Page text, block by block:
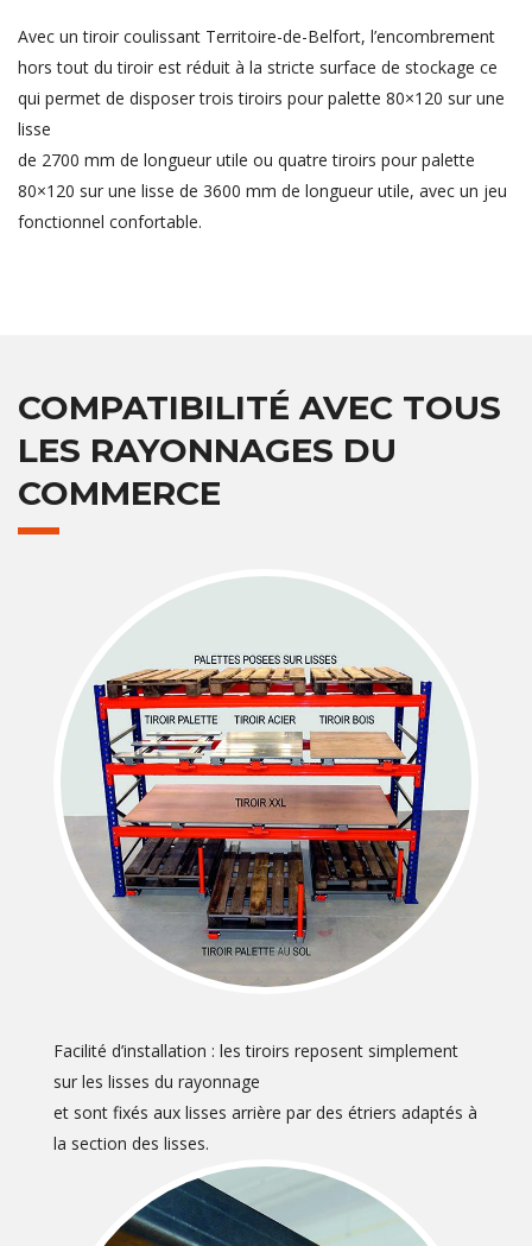
Avec un tiroir coulissant Territoire-de-Belfort, l’encombrement
hors tout du tiroir est réduit à la stricte surface de stockage ce
qui permet de disposer trois tiroirs pour palette 80×120 sur une
lisse
de 2700 mm de longueur utile ou quatre tiroirs pour palette
80×120 sur une lisse de 3600 mm de longueur utile, avec un jeu
fonctionnel confortable.
COMPATIBILITÉ AVEC TOUS
LES RAYONNAGES DU
COMMERCE
Facilité d’installation : les tiroirs reposent simplement
sur les lisses du rayonnage
et sont fixés aux lisses arrière par des étriers adaptés à
la section des lisses.